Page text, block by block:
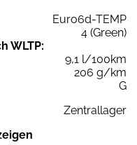
Euro6d-TEMP
4 (Green)
WLTP:
9,1 l/100km
206 g/km
G
Zentrallager